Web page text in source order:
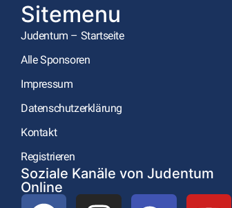
Sitemenu
Judentum – Startseite
Alle Sponsoren
Impressum
Datenschutzerklärung
Kontakt
Registrieren
Soziale Kanäle von Judentum
Online